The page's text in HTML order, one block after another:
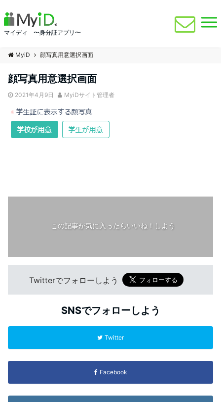
マイディ 〜身分証アプリ〜
MyiD 顔写真用意選択画面
顔写真用意選択画面
2021年4月9日 MyiDサイト管理者
この記事が気に入ったらいいね！しよう
Twitterでフォローしよう
SNSでフォローしよう
Twitter
Facebook